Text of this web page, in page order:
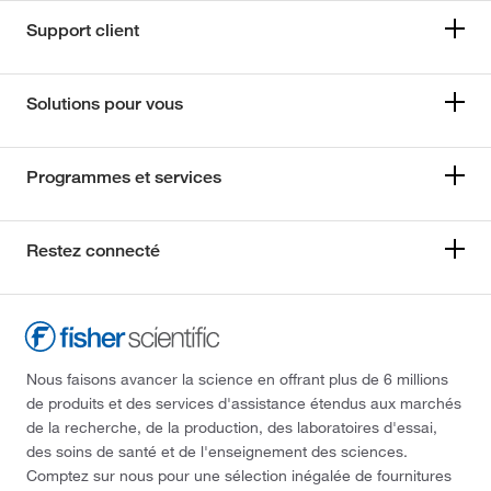
Support client
Solutions pour vous
Programmes et services
Restez connecté
Nous faisons avancer la science en offrant plus de 6 millions
de produits et des services d'assistance étendus aux marchés
de la recherche, de la production, des laboratoires d'essai,
des soins de santé et de l'enseignement des sciences.
Comptez sur nous pour une sélection inégalée de fournitures